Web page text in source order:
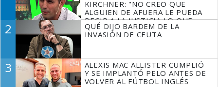
KIRCHNER: "NO CREO QUE
ALGUIEN DE AFUERA LE PUEDA
DECIR A LA JUSTICIA LO QUE
TIENE QUE HACER"
2
QUÉ DIJO BARDEM DE LA
INVASIÓN DE CEUTA
3
ALEXIS MAC ALLISTER CUMPLIÓ
Y SE IMPLANTÓ PELO ANTES DE
VOLVER AL FÚTBOL INGLÉS